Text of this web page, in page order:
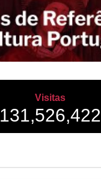
Visitas
131,526,422